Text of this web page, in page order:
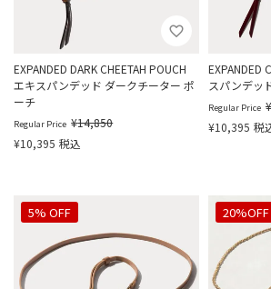
EXPANDED DARK CHEETAH POUCH
エキスパンデッド ダークチーター ポ
ーチ
Regular Price ¥14,850
¥10,395 税込
EXPANDED
スパンデッ
Regular Price ¥
¥10,395 税
5% OFF 20%OFF